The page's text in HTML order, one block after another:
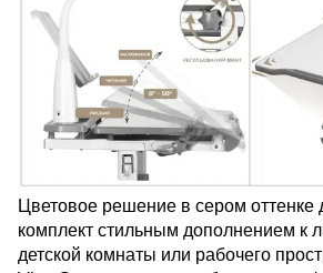
Цветовое решение в сером оттенке
комплект стильным дополнением к
детской комнаты или рабочего